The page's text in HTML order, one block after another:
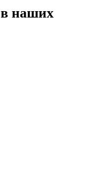
в наших